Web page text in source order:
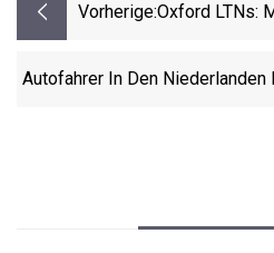
Vorherige:Oxford LTNs:
Autofahrer In Den Niederlanden